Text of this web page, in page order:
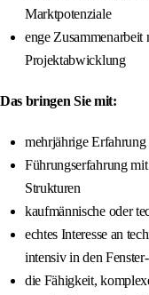
Marktpotenziale
enge
Projektabwicklung
Das bringen Sie mit:
mehrjährige
Führungserfahrung
Strukturen
kaufmännische oder
echtes Interesse an
intensiv in den
die Fähigkeit,